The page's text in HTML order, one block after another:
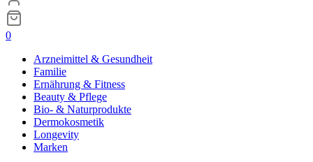
0
Arzneimittel & Gesundheit
Familie
Ernährung & Fitness
Beauty & Pflege
Bio- & Naturprodukte
Dermokosmetik
Longevity
Marken